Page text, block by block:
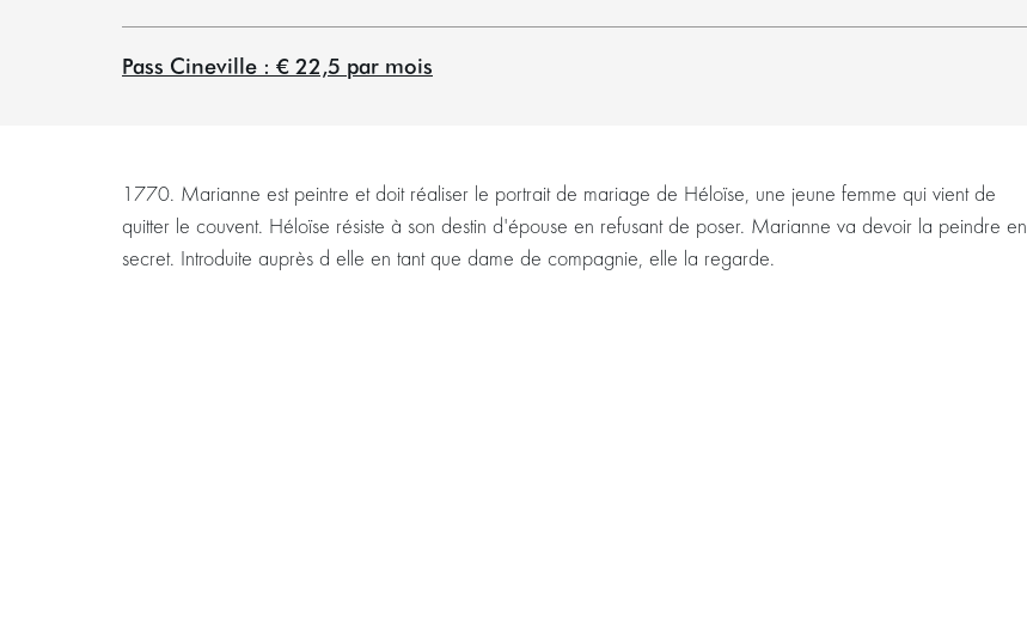
Pass Cineville : € 22,5 par mois
1770. Marianne est peintre et doit réaliser le portrait de mariage de Héloïse, une jeune femme qui vient de
quitter le couvent. Héloïse résiste à son destin d'épouse en refusant de poser. Marianne va devoir la peindre en
secret. Introduite auprès d elle en tant que dame de compagnie, elle la regarde.